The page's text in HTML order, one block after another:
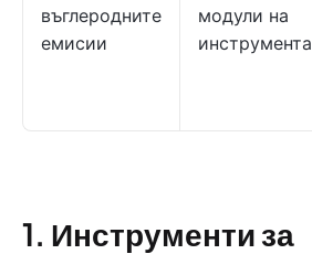
въглеродните
емисии
модули на
инструмента
1. Инструменти за